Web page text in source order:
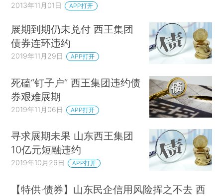
2013年11月01日 APP打开
展期到期仍未兑付 西王集团
债券连环违约
2019年11月29日 APP打开
死磕“钉子户” 西王集团违约债
券艰难展期
2019年11月06日 APP打开
寻求展期未果 山东西王集团
10亿元短融违约
2019年10月26日 APP打开
【特供·债券】山东民企信用风险挥之不去 西